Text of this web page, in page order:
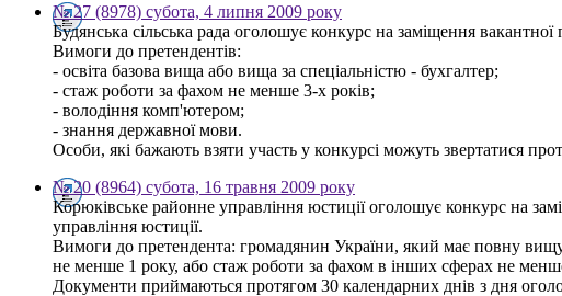
№ 27 (8978) субота, 4 липня 2009 року
Будянська сільська рада оголошує конкурс на заміщення
Вимоги до претендентів:
- освіта базова вища або вища за спеціальністю - бухгалтер;
- стаж роботи за фахом не менше 3-х років;
- володіння комп'ютером;
- знання державної мови.
Особи, які бажають взяти участь у конкурсі можуть звертатися
№ 20 (8964) субота, 16 травня 2009 року
Корюківське районне управління юстиції оголошує конкурс на
управління юстиції.
Вимоги до претендента: громадянин України, який має повну вищу
не менше 1 року, або стаж роботи за фахом в інших сферах не
Документи приймаються протягом 30 календарних днів з дня